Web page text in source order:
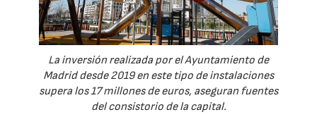
La inversión realizada por el Ayuntamiento de
Madrid desde 2019 en este tipo de instalaciones
supera los 17 millones de euros, aseguran fuentes
del consistorio de la capital.